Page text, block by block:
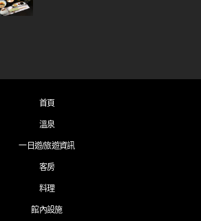
首頁
溫泉
一日遊/旅遊資訊
客房
料理
館內設施